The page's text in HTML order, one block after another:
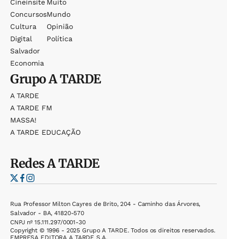
Cineinsite
Concursos
Cultura
Digital
Salvador
Economia
Muito
Mundo
Opinião
Política
GrupoA TARDE
A TARDE
A TARDE FM
MASSA!
A TARDE EDUCAÇÃO
RedesA TARDE
Rua Professor Milton Cayres de Brito, 204 - Caminho das Árvores,
Salvador - BA, 41820-570
CNPJ nº 15.111.297/0001-30
Copyright © 1996 - 2025 Grupo A TARDE. Todos os direitos reservados.